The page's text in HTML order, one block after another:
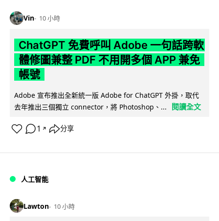
Vin 10 小時
ChatGPT 免費呼叫 Adobe 一句話跨軟
體修圖兼整 PDF 不用開多個 APP 兼免
帳號
Adobe 宣布推出全新統一版 Adobe for ChatGPT 外掛，取代
去年推出三個獨立 connector，將 Photoshop、...
閱讀全文
1 ↗ 分享
人工智能
Lawton 10 小時